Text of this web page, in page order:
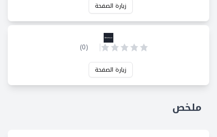
زيارة الصفحة
(
0
)
زيارة الصفحة
ملخص